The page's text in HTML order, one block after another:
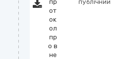
пр
от
ок
ол
пр
о в
не
публічний